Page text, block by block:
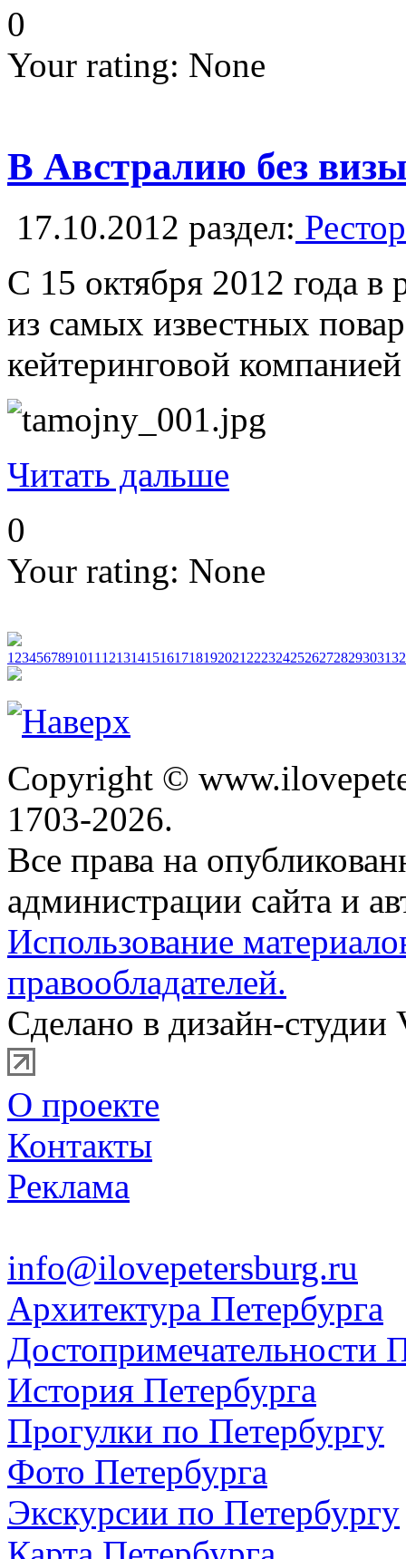
0
Your rating: None
В Австралию без
17.10.2012 раздел:
С 15 октября 2012 года
из самых известных
кейтеринговой
Читать дальше
0
Your rating: None
1 234567891011 12131415161718192021 2223242526272829303132
Copyright ©
1703-2026.
Все права на
администрации сайта и
Использование
правообладателей.
Сделано в дизайн-студии
О проекте
Контакты
Реклама
info@ilovepetersburg.ru
Архитектура Петербурга
Достопримечательности
История Петербурга
Прогулки по Петербургу
Фото Петербурга
Экскурсии по Петербургу